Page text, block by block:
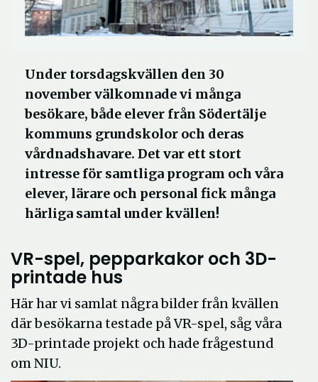
Under torsdagskvällen den 30
november välkomnade vi många
besökare, både elever från Södertälje
kommuns grundskolor och deras
vårdnadshavare. Det var ett stort
intresse för samtliga program och våra
elever, lärare och personal fick många
härliga samtal under kvällen!
VR-spel, pepparkakor och 3D-
printade hus
Här har vi samlat några bilder från kvällen
där besökarna testade på VR-spel, såg våra
3D-printade projekt och hade frågestund
om NIU.